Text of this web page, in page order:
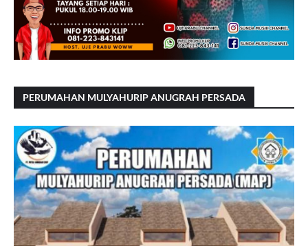
PERUMAHAN MULYAHURIP ANUGRAH PERSADA